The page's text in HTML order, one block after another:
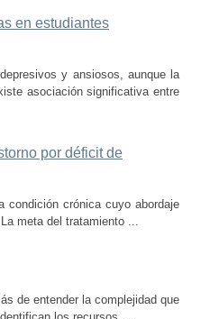
en estudiantes
y ansiosos, aunque la
asociación significativa entre
por déficit de
condición crónica cuyo abordaje
meta del tratamiento ...
de entender la complejidad que